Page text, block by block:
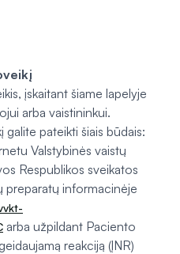
įskaitant šiame lapelyje
arba vaistininkui.
galite pateikti šiais būdais:
Valstybinės vaistų
Respublikos sveikatos
preparatų informacinėje
arba užpildant Paciento
reakciją (ĮNR)